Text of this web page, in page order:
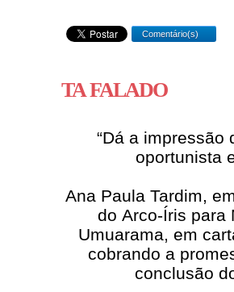
Comentário(s)
TA FALADO
“Dá a impressão
oportunista
Ana Paula Tardim,
do Arco-Íris para
Umuarama, em
cobrando a
conclusão